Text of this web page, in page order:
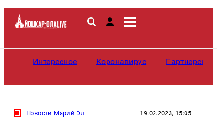
Интересное Коронавирус
Новости Марий Эл 19.02.2023, 15:05